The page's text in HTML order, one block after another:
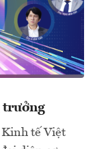
trưởng
Kinh tế Việt